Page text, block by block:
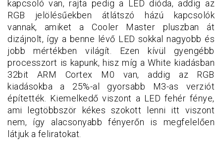
kapcsoló van, rajta pedig a LED dióda, addig az
RGB jelölésűekben átlátszó házú kapcsolók
vannak, amiket a Cooler Master pluszban át
dizájnolt, így a benne lévő LED sokkal nagyobb és
jobb mértékben világít. Ezen kívül gyengébb
processzort is kapunk, hisz míg a White kiadásban
32bit ARM Cortex M0 van, addig az RGB
kiadásokba a 25%-al gyorsabb M3-as verziót
építették. Kiemelkedő viszont a LED fehér fénye,
ami legtöbbször kékes szokott lenni itt viszont
nem, így alacsonyabb fényerőn is megfelelően
látjuk a feliratokat.